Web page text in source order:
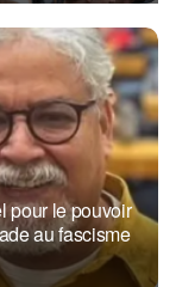
pour le pouvoir
au fascisme